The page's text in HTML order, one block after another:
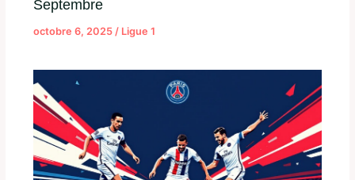
Septembre
octobre 6, 2025 / Ligue 1